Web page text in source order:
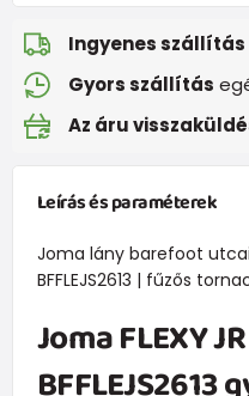
Ingyenes szállítás
Gyors szállítás
Az áru
Leírás és paraméterek
Joma lány barefoot utcai
BFFLEJS2613 | fűzős
Joma FLEXY